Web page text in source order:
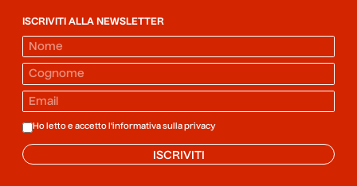
ISCRIVITI ALLA NEWSLETTER
Ho letto e accetto l'informativa sulla privacy
ISCRIVITI